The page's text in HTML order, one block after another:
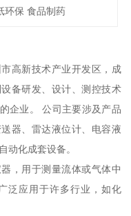
环保 食品制药
高新技术产业开发区，成
备研发、设计、测控技术
企业。 公司主要涉及产品
器、雷达液位计、电容液
动化成套设备。
，用于测量流体或气体中
泛应用于许多行业，如化